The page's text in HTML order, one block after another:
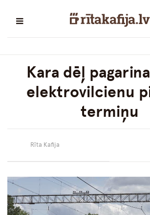
Kara dēļ
elektrovilcienu
termiņu
Rīta Kafija